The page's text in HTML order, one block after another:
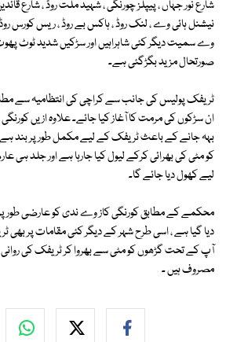
شارع نور جہاں ، پیپلز چورنگی ، شہید ملت روڈ ، شارع
نیشنل ہائی وے ، لنک روڈ ، ہاکس بے روڈ ، ریس کورس
وے سمیت دیگر کئی شاہراہیں اور سڑکیں شدید ٹوٹ
صورتحال مزید بگڑگئی ہے۔
ٹریفک پولیس کی جانب سے کراچی کی انتظامیہ سے
ان سڑکوں کی مرمت کا آغاز کیا جائے۔ علاوہ ازیں
بہہ جانے کے باعث ٹریفک کے لیے مکمل طور پر بند
کو مٹی کی بھرائی کرکے لیول کیا جارہا ہے اور جلد ہی
لیے کھول دیا جائے گا۔
محکمے کے مطابق کورنگی کاز وے ندی کو عارضی طور
دیا گیا ہے ، اسی طرح شہر کے دیگر کئی مقامات پر بھی
آپ کے تحت گڑھوں کو مٹی سے بھروا کر ٹریفک کی
مصروف ہیں ۔